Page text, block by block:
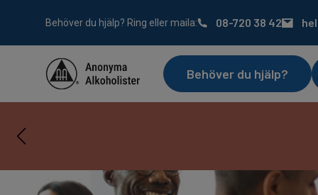
Behöver du hjälp? Ring eller maila: 08-720 38 42
Behöver du hjälp?